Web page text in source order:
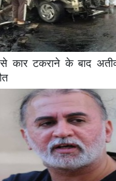
से कार टकराने के बाद